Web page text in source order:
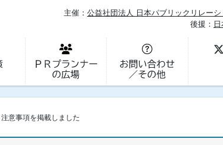
主催： 公益社団法人 日本パブリックリレー
後援：
意事項を掲載しました